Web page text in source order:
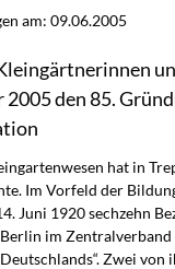
am: 09.06.2005
2005 den 85.
hat in
Im Vorfeld der
Juni 1920 sechzehn
im Zentralverband
Zwei von